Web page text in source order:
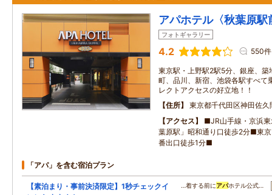
アパホテル〈秋葉原駅
フォトギャラリー
4.2 550件
東京駅・上野駅2駅5分、銀座、
町、品川、新宿、池袋各駅すべて
レクトアクセスの好立地！！
住所
東京都千代田区神田佐
アクセス
■JR山手線・京浜
葉原駅」昭和通り口徒歩2分■東
番出口徒歩1分■
「アパ」を含む宿泊プラン
【素泊まり・事前決済限定】1秒チェックイ
…着する前にアパホテル公式…